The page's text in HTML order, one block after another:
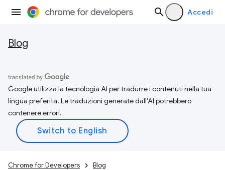
Accedi
Blog
Google utilizza la tecnologia AI per tradurre i contenuti nella tua
lingua preferita. Le traduzioni generate dall'AI potrebbero
contenere errori.
Chrome for Developers Blog